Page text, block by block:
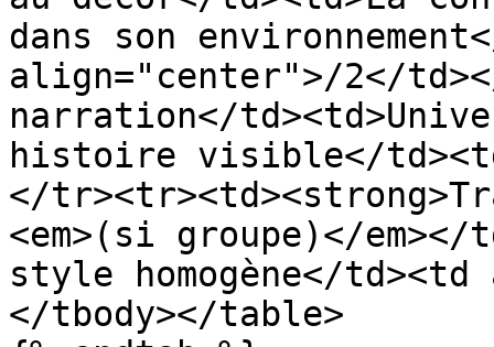
dans son
align="center">/2</
narration</
histoire visible</
</
<em>(si groupe)</
style homogène</
</tbody></table>